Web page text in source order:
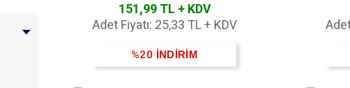
151,99 TL + KDV
Adet Fiyatı: 25,33 TL + KDV
%20 İNDİRİM